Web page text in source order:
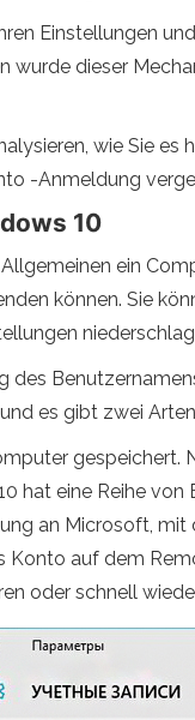
Einstellungen
wurde dieser
wie Sie
-Anmeldung
10
ein
können. Sie
des
es gibt zwei
gespeichert.
hat eine Reihe von
an Microsoft, mit
Konto auf dem
oder schnell